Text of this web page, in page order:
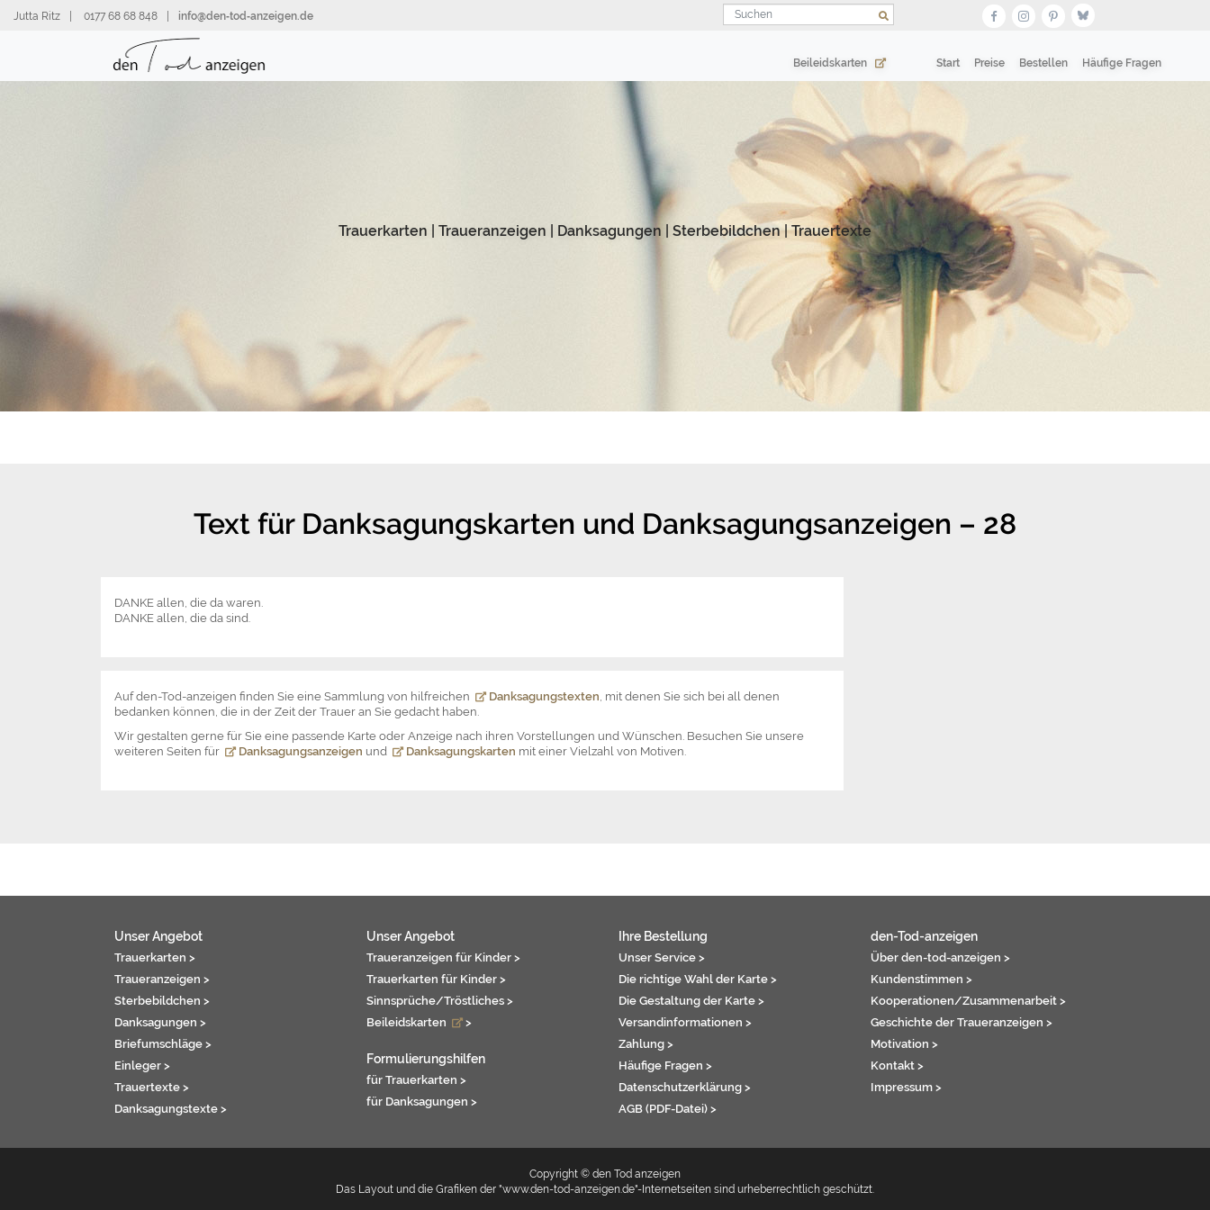
zumJutta Ritz 0177 68 68 848 info@den‑tod‑anzeigen.de Suchen
Beileidskarten Start(current)
Preise(current)
Bestellen Häufige Fragen
Trauerkarten Traueranzeigen Danksagungen Sterbebildchen|Trauertexte
Text für Danksagungskarten und Danksagungsanzeigen – 28
DANKE allen, die da waren.
DANKE allen, die da sind.
Auf den-Tod-anzeigen finden Sie eine Sammlung von hilfreichen Danksagungstexten, mit denen Sie sich bei all denen
bedanken können, die in der Zeit der Trauer an Sie gedacht haben.
Wir gestalten gerne für Sie eine passende Karte oder Anzeige nach ihren Vorstellungen und Wünschen. Besuchen Sie unsere
weiteren Seiten für
Danksagungsanzeigen und Danksagungskarten mit einer Vielzahl von Motiven.
Unser Angebot
Trauerkarten >
Traueranzeigen >
Sterbebildchen >
Danksagungen >
Briefumschläge >
Einleger >
Trauertexte >
Danksagungstexte >
Unser Angebot
Traueranzeigen für Kinder >
Trauerkarten für Kinder >
Sinnsprüche/Tröstliches >
Beileidskarten
>
Formulierungshilfen
für Trauerkarten >
für Danksagungen >
Ihre Bestellung
Unser Service >
Die richtige Wahl der Karte >
Die Gestaltung der Karte >
Versandinformationen >
Zahlung >
Häufige Fragen >
Datenschutzerklärung >
AGB (PDF-Datei) >
den-Tod-anzeigen
Über den-tod-anzeigen >
Kundenstimmen >
Kooperationen/Zusammenarbeit >
Geschichte der Traueranzeigen >
Motivation >
Kontakt >
Impressum >
Copyright © den Tod anzeigen
Das Layout und die Grafiken der "www.den-tod-anzeigen.de"-Internetseiten sind urheberrechtlich geschützt.